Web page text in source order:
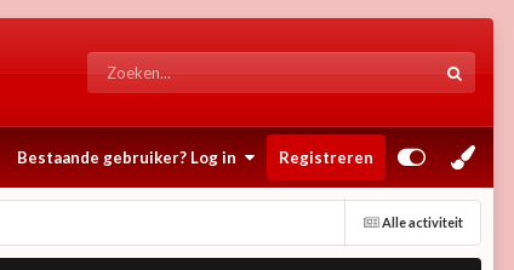
Bestaande gebruiker? Log in Registreren
Alle activiteit